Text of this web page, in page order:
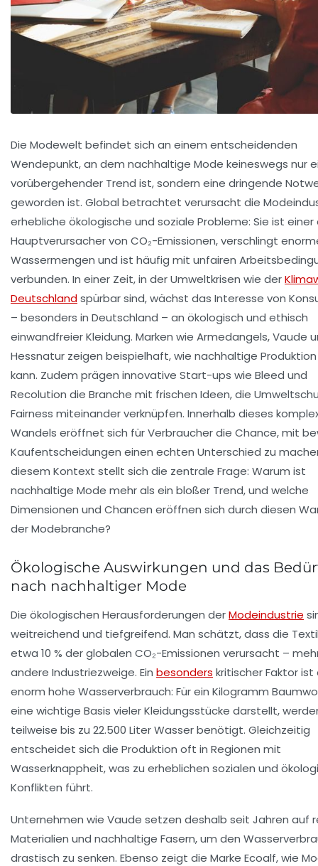
Die Modewelt befindet sich an einem entscheidenden
Wendepunkt, an dem nachhaltige Mode keineswegs nur
vorübergehender Trend ist, sondern eine dringende
geworden ist. Global betrachtet verursacht die
erhebliche ökologische und soziale Probleme: Sie ist einer
Hauptverursacher von CO₂-Emissionen, verschlingt
Wassermengen und ist häufig mit unfairen
verbunden. In einer Zeit, in der Umweltkrisen wie der
Deutschlandspürbar sind, wächst das Interesse von
– besonders in Deutschland – an ökologisch und ethisch
einwandfreier Kleidung. Marken wie Armedangels,Vaude
Hessnatur zeigen beispielhaft, wie nachhaltige
kann. Zudem prägen innovative Start-ups wie Bleed und
Recolution die Branche mit frischen Ideen, die
Fairness miteinander verknüpfen. Innerhalb dieses
Wandels eröffnet sich für Verbraucher die Chance, mit
Kaufentscheidungen einen echten Unterschied zu
diesem Kontext stellt sich die zentrale Frage: Warum ist
nachhaltige Mode mehr als ein bloßer Trend, und welche
Dimensionen und Chancen eröffnen sich durch diesen
der Modebranche?
Ökologische Auswirkungen und das
nach nachhaltiger Mode
Die ökologischen Herausforderungen derModeindustrie
weitreichend und tiefgreifend. Man schätzt, dass die
etwa 10 % der globalen CO₂-Emissionen verursacht –
andere Industriezweige. Ein besonders kritischer Faktor ist
enorm hohe Wasserverbrauch: Für ein Kilogramm
eine wichtige Basis vieler Kleidungsstücke darstellt,
teilweise bis zu 22.500 Liter Wasser benötigt. Gleichzeitig
entscheidet sich die Produktion oft in Regionen mit
Wasserknappheit, was zu erheblichen sozialen und
Konflikten führt.
Unternehmen wie Vaude setzen deshalb seit Jahren auf
Materialien und nachhaltige Fasern, um den
drastisch zu senken. Ebenso zeigt die Marke Ecoalf, wie